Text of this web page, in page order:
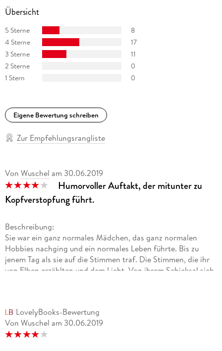
Übersicht
5 Sterne
8
4 Sterne
17
3 Sterne
11
2 Sterne
0
1 Stern
0
Eigene Bewertung schreiben
Zur Empfehlungsrangliste
Von Wuschel am 30.06.2019
Humorvoller Auftakt, der mitunter zu
Kopfverstopfung führt.
Beschreibung:
Sie war ein ganz normales Mädchen, das ganz normalen
Hobbies nachging und ein normales Leben führte. Bis zu
jenem Tag als sie auf die Stimmen traf. Die Stimmen, die ihr
von Elben erzählten und dem Licht. Von ihrem Schicksal sich
Meinung:
Schon bevor ich das Buch las hatte ich eine Kurzgeschichte
LovelyBooks-Bewertung
Von Wuschel am 30.06.2019